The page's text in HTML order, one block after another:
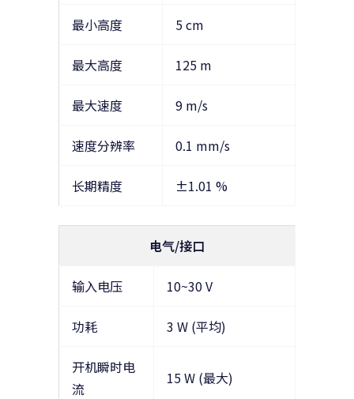
最小高度 5 cm
最大高度 125 m
最大速度 9 m/s
速度分辨率 0.1 mm/s
长期精度 ±1.01 %
电气/接口
输入电压 10~30 V
功耗 3 W (平均)
开机瞬时电
流
15 W (最大)